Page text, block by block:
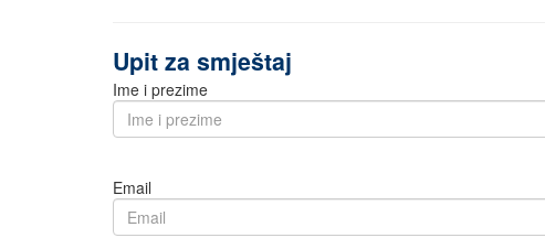
Upit za smještaj
Ime i prezime
Email